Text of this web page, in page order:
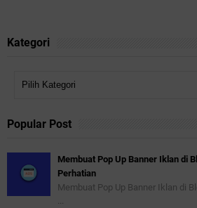
Kategori
Popular Post
Membuat Pop Up Banner Iklan di
Perhatian
Membuat Pop Up Banner Iklan di
...